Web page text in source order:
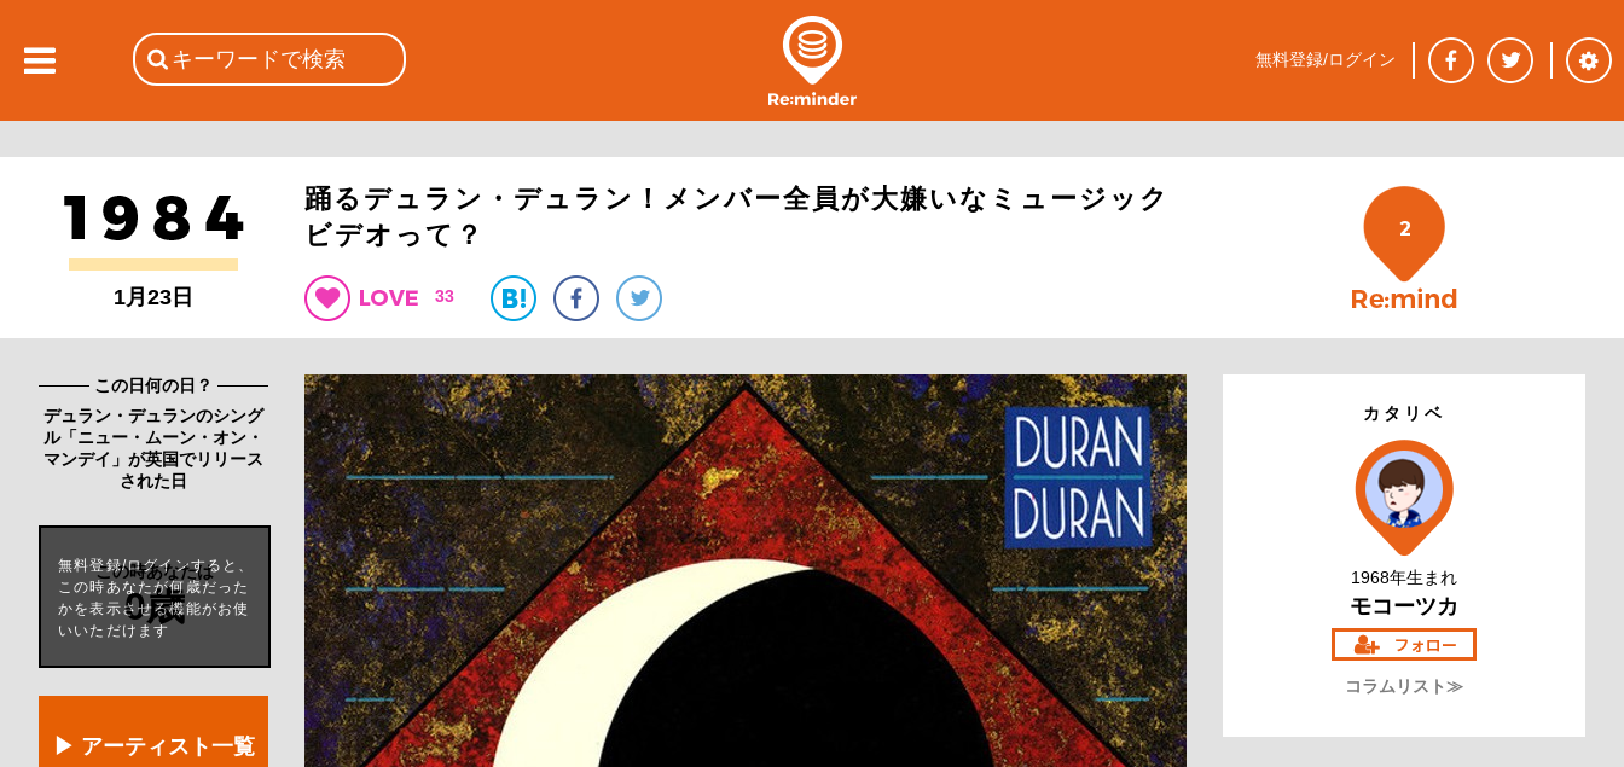
1月23日
踊るデュラン・デュラン！メンバー全員が大嫌いなミュージック
ビデオって？
33
2
この日何の日？
デュラン・デュランのシング
ル「ニュー・ムーン・オン・
マンデイ」が英国でリリース
された日
この時あなたは
0歳
無料登録/ログインすると、
この時あなたが何歳だった
かを表示させる機能がお使
いいただけます
▶ アーティスト一覧
カタリベ
1968年生まれ
モコーツカ
コラムリスト≫
無料登録/ログイン